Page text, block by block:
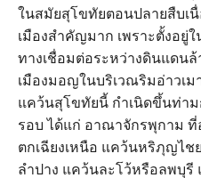
ในสมัยสุโขทัยตอนปลายสืบเ
เมืองสำคัญมาก เพราะตั้งอยู่
ทางเชื่อมต่อระหว่างดินแดน
เมืองมอญในบริเวณริมอ่าวเ
แคว้นสุโขทัยนี้ กำเนิดขึ้นท่า
รอบ ได้แก่ อาณาจักรพุกาม
ตกเฉียงเหนือ แคว้นหริภุญไช
ลำปาง แคว้นละโว้หรือลพบุ